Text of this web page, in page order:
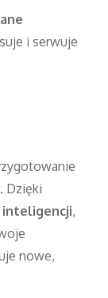
i serwuje
Dzięki
,
nowe,